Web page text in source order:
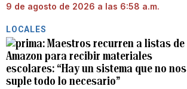
9 de agosto de 2026 a las 6:58 a.m.
LOCALES
Maestros recurren a listas de
Amazon para recibir materiales
escolares: “Hay un sistema que no nos
suple todo lo necesario”